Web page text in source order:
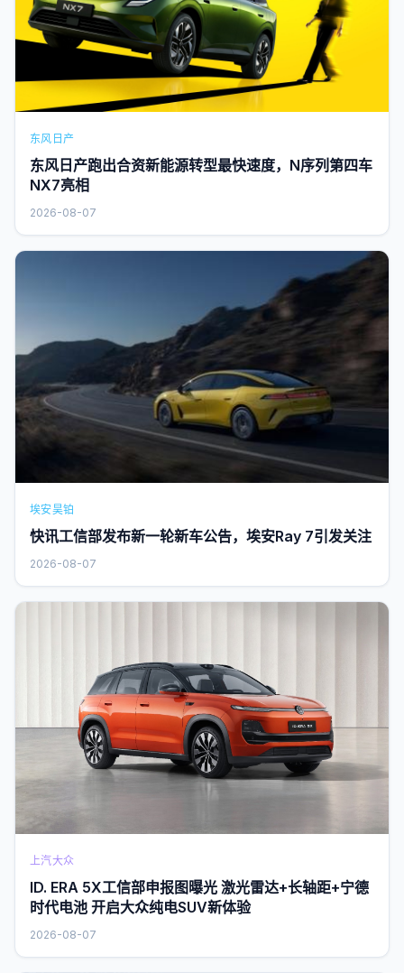
东风日产
东风日产跑出合资新能源转型最快速度，N序列第四车
NX7亮相
2026-08-07
埃安昊铂
快讯工信部发布新一轮新车公告，埃安Ray 7引发关注
2026-08-07
上汽大众
ID. ERA 5X工信部申报图曝光 激光雷达+长轴距+宁德
时代电池 开启大众纯电SUV新体验
2026-08-07